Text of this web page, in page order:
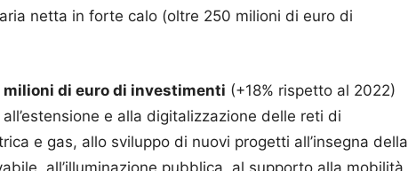
netta in forte calo (oltre 250 milioni di euro di
milioni di euro di investimenti (+18% rispetto al 2022)
e alla digitalizzazione delle reti di
e gas, allo sviluppo di nuovi progetti all’insegna della
all’illuminazione pubblica, al supporto alla mobilità